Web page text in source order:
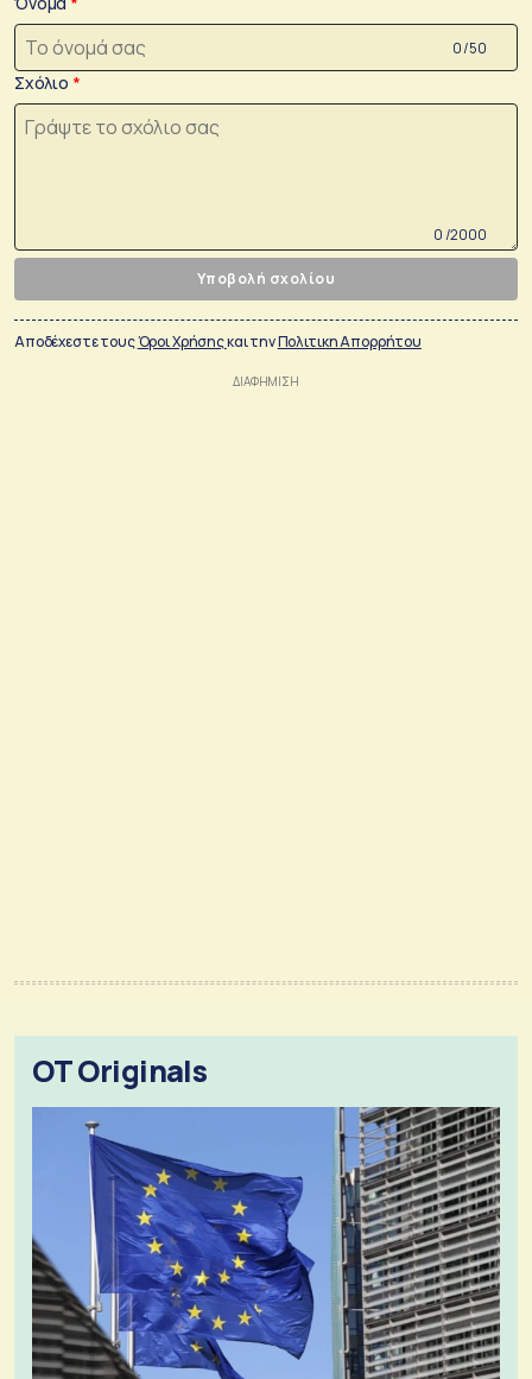
0 /50
Σχόλιο
0 /2000
Υποβολή σχολίου
Αποδέχεστε τουςΌροι Χρήσηςκαι τηνΠολιτικη Απορρήτου
OT Originals